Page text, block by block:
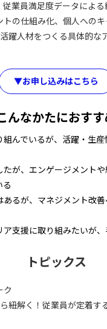
従業員満足度データによ
トの仕組み化、個人への
躍人材をつくる具体的な
▼お申し込みはこちら
んなかたにおすす
組んでいるが、活躍・生
たが、エンゲージメント
る
あるが、マネジメント改
ア支援に取り組みたいが
トピックス
ク
紐解く！従業員が定着す